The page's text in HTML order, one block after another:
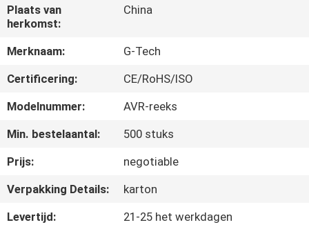
FABRIEKSTOCHT
KWALITEITSCONTROLE
NEEM
CONTACT
MET
ONS
OP
Plaats van
herkomst:
China
Merknaam:
G-Tech
Certificering:
CE/RoHS/ISO
Modelnummer:
AVR-reeks
Min. bestelaantal:
500 stuks
Prijs:
negotiable
Verpakking Details:
karton
Levertijd:
21-25 het werkdagen